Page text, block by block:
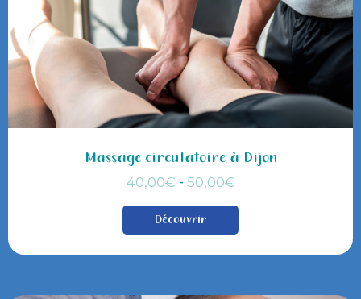
Massage circulatoire à Dijon
40,00€ - 50,00€
Découvrir